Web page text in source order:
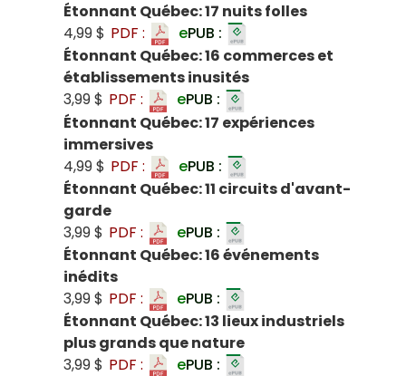
Étonnant Québec: 17 nuits folles
4,99 $ PDF : ePUB :
Étonnant Québec: 16 commerces et
établissements inusités
3,99 $ PDF : ePUB :
Étonnant Québec: 17 expériences
immersives
4,99 $ PDF : ePUB :
Étonnant Québec: 11 circuits d'avant-
garde
3,99 $ PDF : ePUB :
Étonnant Québec: 16 événements
inédits
3,99 $ PDF : ePUB :
Étonnant Québec: 13 lieux industriels
plus grands que nature
3,99 $ PDF : ePUB :